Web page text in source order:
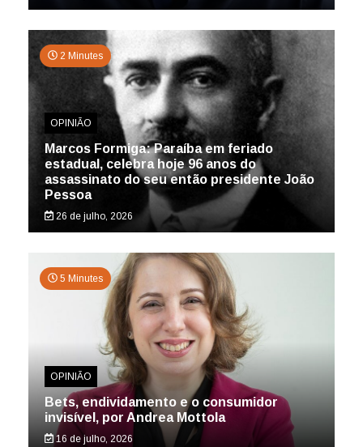
2 Minutes
OPINIÃO
Marcos Formiga: Paraíba em feriado
estadual, celebra hoje 96 anos do
assassinato do seu então presidente João
Pessoa
26 de julho, 2026
5 Minutes
OPINIÃO
Bets, endividamento e o consumidor
invisível, por Andrea Mottola
16 de julho, 2026